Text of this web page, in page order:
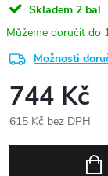
Skladem 2 bal
Možnosti
744 Kč
615 Kč bez DPH